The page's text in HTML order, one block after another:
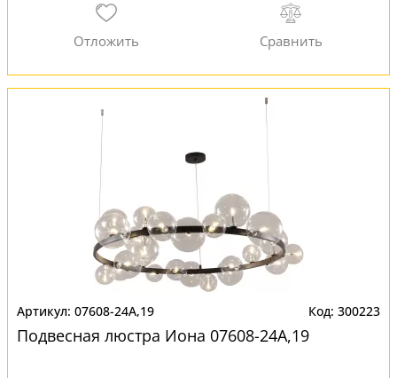
07608-24A,19 300223
Подвесная люстра Иона 07608-24A,19